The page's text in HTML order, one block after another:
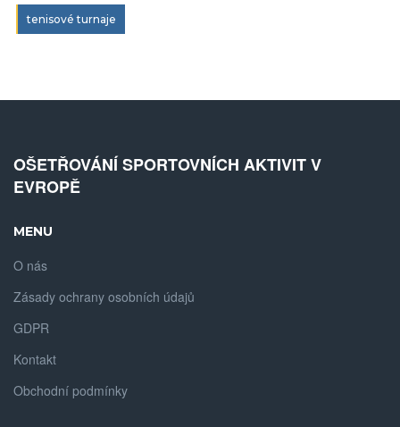
tenisové turnaje
OŠETŘOVÁNÍ SPORTOVNÍCH AKTIVIT V
EVROPĚ
MENU
O nás
Zásady ochrany osobních údajů
GDPR
Kontakt
Obchodní podmínky